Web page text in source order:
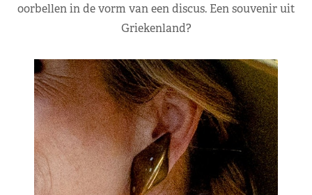
oorbellen in de vorm van een discus. Een souvenir uit
Griekenland?